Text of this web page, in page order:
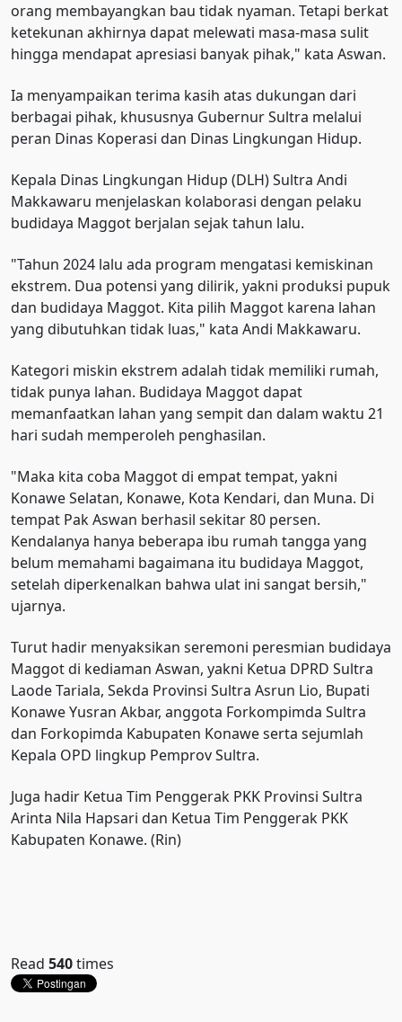
orang membayangkan bau tidak nyaman. Tetapi berkat
ketekunan akhirnya dapat melewati masa-masa sulit
hingga mendapat apresiasi banyak pihak," kata Aswan.
Ia menyampaikan terima kasih atas dukungan dari
berbagai pihak, khususnya Gubernur Sultra melalui
peran Dinas Koperasi dan Dinas Lingkungan Hidup.
Kepala Dinas Lingkungan Hidup (DLH) Sultra Andi
Makkawaru menjelaskan kolaborasi dengan pelaku
budidaya Maggot berjalan sejak tahun lalu.
"Tahun 2024 lalu ada program mengatasi kemiskinan
ekstrem. Dua potensi yang dilirik, yakni produksi pupuk
dan budidaya Maggot. Kita pilih Maggot karena lahan
yang dibutuhkan tidak luas," kata Andi Makkawaru.
Kategori miskin ekstrem adalah tidak memiliki rumah,
tidak punya lahan. Budidaya Maggot dapat
memanfaatkan lahan yang sempit dan dalam waktu 21
hari sudah memperoleh penghasilan.
"Maka kita coba Maggot di empat tempat, yakni
Konawe Selatan, Konawe, Kota Kendari, dan Muna. Di
tempat Pak Aswan berhasil sekitar 80 persen.
Kendalanya hanya beberapa ibu rumah tangga yang
belum memahami bagaimana itu budidaya Maggot,
setelah diperkenalkan bahwa ulat ini sangat bersih,"
ujarnya.
Turut hadir menyaksikan seremoni peresmian budidaya
Maggot di kediaman Aswan, yakni Ketua DPRD Sultra
Laode Tariala, Sekda Provinsi Sultra Asrun Lio, Bupati
Konawe Yusran Akbar, anggota Forkompimda Sultra
dan Forkopimda Kabupaten Konawe serta sejumlah
Kepala OPD lingkup Pemprov Sultra.
Juga hadir Ketua Tim Penggerak PKK Provinsi Sultra
Arinta Nila Hapsari dan Ketua Tim Penggerak PKK
Kabupaten Konawe. (Rin)
Read 540times